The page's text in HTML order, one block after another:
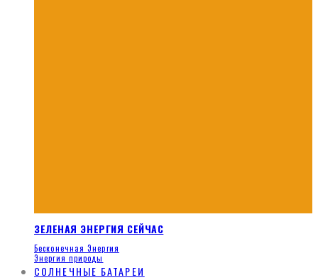
ЗЕЛЕНАЯ ЭНЕРГИЯ СЕЙЧАС
Бесконечная Энергия
Энергия природы
СОЛНЕЧНЫЕ БАТАРЕИ